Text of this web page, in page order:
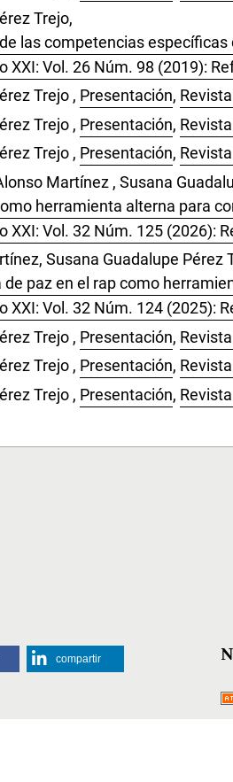
Trejo,
las competencias
XXI: Vol. 26 Núm. 98 (2019):
Trejo , Presentación,
Trejo , Presentación,
Trejo , Presentación,
Martínez , Susana
herramienta alterna para
XXI: Vol. 32 Núm. 125 (2026):
Susana Guadalupe Pérez
de paz en el rap como
XXI: Vol. 32 Núm. 124 (2025):
Trejo , Presentación,
Trejo , Presentación,
Trejo , Presentación,
compartir